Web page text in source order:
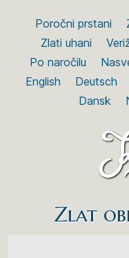
Poročni prstani
Zlati uhani
Po naročilu
English
Deutsch
Dansk
Zlat